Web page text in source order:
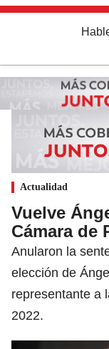
Actualidad
Vuelve
Cámara de
Anularon la
elección de
representante a
2022.